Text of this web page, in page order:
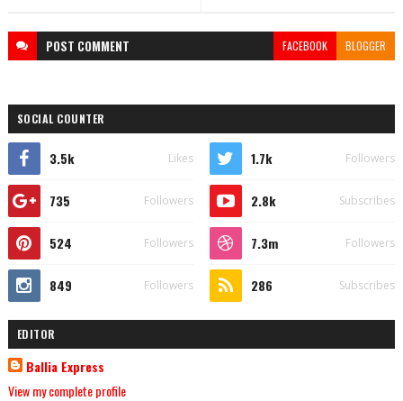
POST COMMENT FACEBOOK BLOGGER
SOCIAL COUNTER
3.5k Likes 1.7k Followers
735 Followers 2.8k Subscribes
524 Followers 7.3m Followers
849 Followers 286 Subscribes
EDITOR
Ballia Express
View my complete profile